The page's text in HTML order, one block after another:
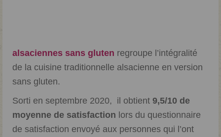
alsaciennes sans gluten regroupe l’intégralité
de la cuisine traditionnelle alsacienne en version
sans gluten.
Sorti en septembre 2020, il obtient 9,5/10 de
moyenne de satisfaction lors du questionnaire
de satisfaction envoyé aux personnes qui l’ont